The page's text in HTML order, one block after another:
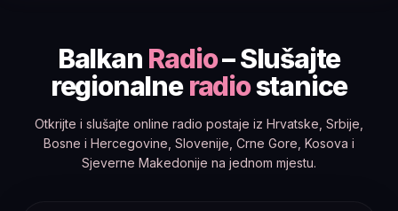
Balkan Radio– Slušajte
regionalneradiostanice
Otkrijte i slušajte online radio postaje iz Hrvatske, Srbije,
Bosne i Hercegovine, Slovenije, Crne Gore, Kosova i
Sjeverne Makedonije na jednom mjestu.